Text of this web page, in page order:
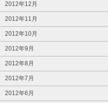
2012年12月
2012年11月
2012年10月
2012年9月
2012年8月
2012年7月
2012年6月